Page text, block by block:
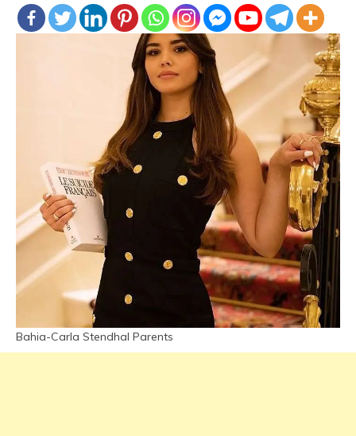
Bahia-Carla Stendhal Parents